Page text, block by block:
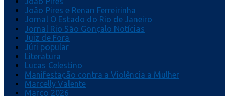
João Pires e Renan Ferreirinha
Jornal O Estado do Rio de Janeiro
Jornal Rio São Gonçalo Notícias
Juiz de Fora
Júri popular
Literatura
Lucas Celestino
Manifestação contra a Violência a Mulher
Marcelly Valente
Março 2026